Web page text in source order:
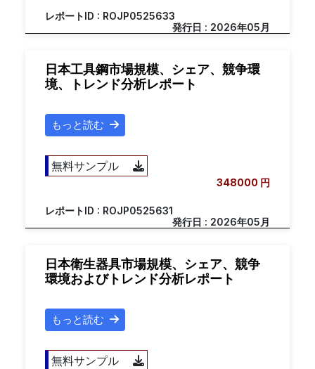
レポートID : ROJP0525633
発行日 : 2026年05月
日本工具鋼市場規模、シェア、競争環
境、トレンド分析レポート
もっと読む
無料サンプル
348000 円
レポートID : ROJP0525631
発行日 : 2026年05月
日本衛生器具市場規模、シェア、競争
環境およびトレンド分析レポート
もっと読む
無料サンプル